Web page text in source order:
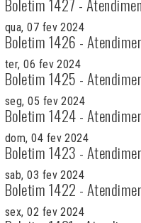
Boletim 1427 -
qua, 07 fev 2024
Boletim 1426 -
ter, 06 fev 2024
Boletim 1425 -
seg, 05 fev 2024
Boletim 1424 -
dom, 04 fev 2024
Boletim 1423 -
sab, 03 fev 2024
Boletim 1422 -
sex, 02 fev 2024